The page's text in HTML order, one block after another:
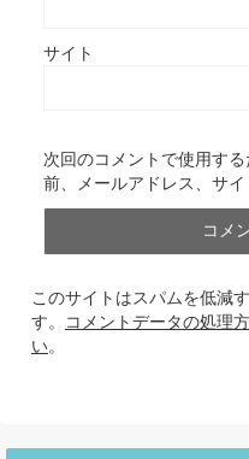
サイト
次回のコメントで使用す
前、メールアドレス、サイ
このサイトはスパムを低減
す。
コメントデータの処理
い。